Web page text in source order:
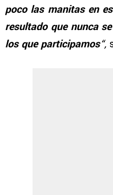
poco las manitas en
resultado que nunca
los que participamos“,